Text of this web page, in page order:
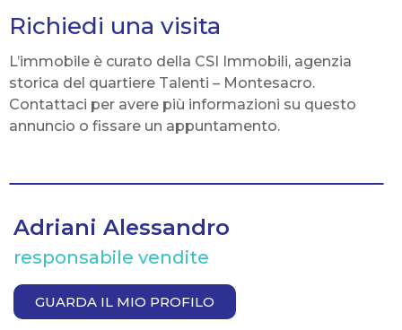
Richiedi una visita
L’immobile è curato della CSI Immobili, agenzia
storica del quartiere Talenti – Montesacro.
Contattaci per avere più informazioni su questo
annuncio o fissare un appuntamento.
Adriani Alessandro
responsabile vendite
GUARDA IL MIO PROFILO